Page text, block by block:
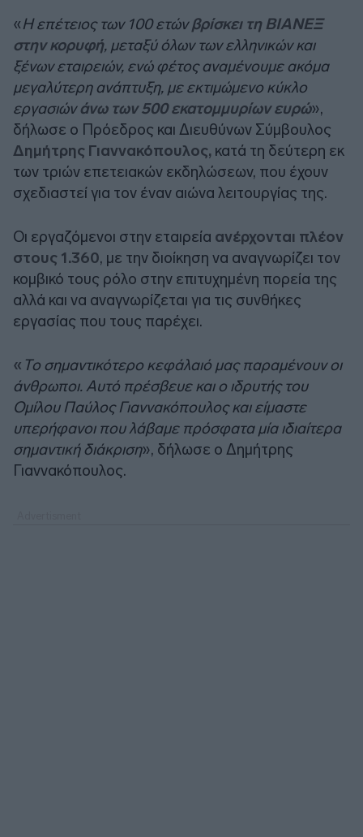
«Η επέτειος των 100 ετώνβρίσκει τη ΒΙΑΝΕΞ
στην κορυφή, μεταξύ όλων των ελληνικών και
ξένων εταιρειών, ενώ φέτος αναμένουμε ακόμα
μεγαλύτερη ανάπτυξη, με εκτιμώμενο κύκλο
εργασιώνάνω των 500 εκατομμυρίων ευρώ»,
δήλωσε ο Πρόεδρος και Διευθύνων Σύμβουλος
Δημήτρης Γιαννακόπουλος, κατά τη δεύτερη εκ
των τριών επετειακών εκδηλώσεων, που έχουν
σχεδιαστεί για τον έναν αιώνα λειτουργίας της.
Οι εργαζόμενοι στην εταιρεία ανέρχονται πλέον
στους 1.360, με την διοίκηση να αναγνωρίζει τον
κομβικό τους ρόλο στην επιτυχημένη πορεία της
αλλά και να αναγνωρίζεται για τις συνθήκες
εργασίας που τους παρέχει.
« Tο σημαντικότερο κεφάλαιό μας παραμένουν οι
άνθρωποι. Αυτό πρέσβευε και ο ιδρυτής του
Ομίλου Παύλος Γιαννακόπουλος και είμαστε
υπερήφανοι που λάβαμε πρόσφατα μία ιδιαίτερα
σημαντική διάκριση», δήλωσε ο Δημήτρης
Γιαννακόπουλος.